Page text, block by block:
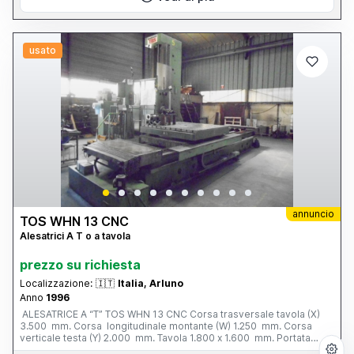
usato
annuncio
TOS WHN 13 CNC
Alesatrici A T o a tavola
prezzo su richiesta
Localizzazione: 🇮🇹 Italia, Arluno
Anno 1996
ALESATRICE A “T” TOS WHN 13 CNC Corsa trasversale tavola (X)
3.500 mm. Corsa longitudinale montante (W) 1.250 mm. Corsa
verticale testa (Y) 2.000 mm. Tavola 1.800 x 1.600 mm. Portata
tavola 12 tonn. Corsa mandrino (Z) 800 mm. Ø mandrino 130 mm.